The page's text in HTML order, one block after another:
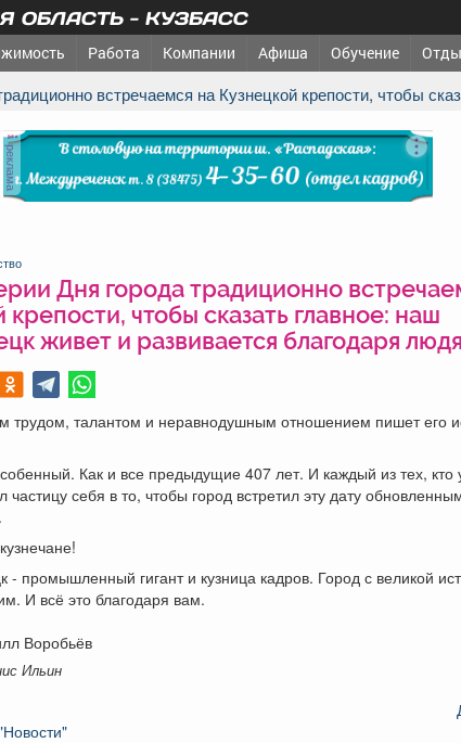
ОБЛАСТЬ - КУЗБАСС
Работа Компании Афиша Обучение
встречаемся на Кузнецкой крепости, чтобы
реклама
Дня города традиционно
крепости, чтобы сказать главное: наш
живет и развивается благодаря
трудом, талантом и неравнодушным отношением пишет его
Как и все предыдущие 407 лет. И каждый из тех, кто
частицу себя в то, чтобы город встретил эту дату
- промышленный гигант и кузница кадров. Город с великой
И всё это благодаря вам.
Воробьёв
Ильин